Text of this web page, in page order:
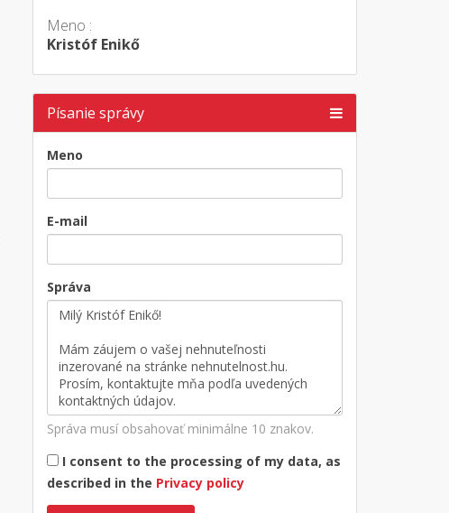
Meno :
Kristóf Enikő
Písanie správy
Meno
E-mail
Správa
Správa musí obsahovať minimálne 10 znakov.
I consent to the processing of my data, as
described in the Privacy policy